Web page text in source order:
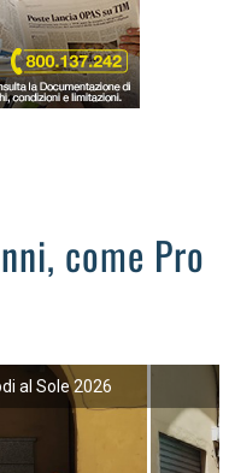
come Pro
al Sole 2026